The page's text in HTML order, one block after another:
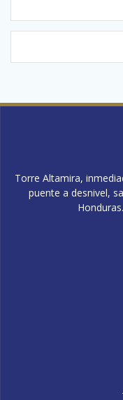
Torre Altamira,
puente a desnivel,